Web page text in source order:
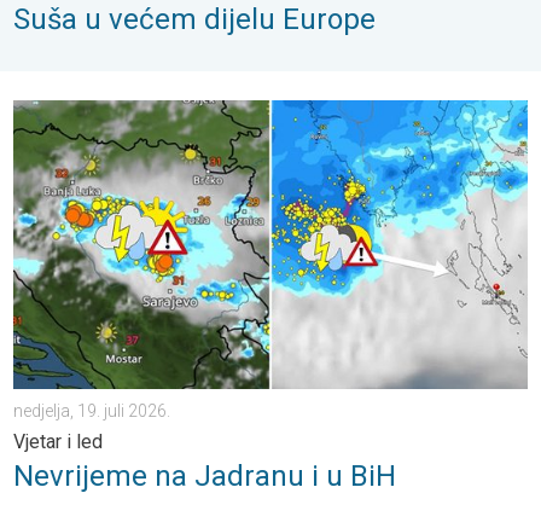
Suša u većem dijelu Europe
Nevrijeme na Jadranu i u BiH. Vjetar i led. . . nedjelja, 19. juli
nedjelja, 19. juli 2026.
Vjetar i led
Nevrijeme na Jadranu i u BiH